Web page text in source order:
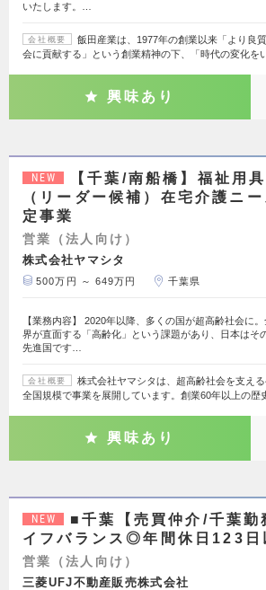
いたします。…
会社概要
飯田産業は、1977年の創業以来「より良
会に貢献する」という創業精神の下、「時代の変化を
興味あり
NEW
【千葉/南船橋】福祉用
（リーダー候補）在宅介護ニ
定事業
営業（法人向け）
株式会社ヤマシタ
500万円 ～ 649万円 千葉県
【業務内容】 2020年以降、多くの国が超高齢社会に
界が直面する「高齢化」という課題があり、日本はそ
先進国です…
会社概要
株式会社ヤマシタは、超高齢社会を支える
全国規模で事業を展開しています。創業60年以上の歴
興味あり
NEW
■千葉【売買仲介/千葉勤
イフバランス◎年間休日123日
営業（法人向け）
三菱UFJ不動産販売株式会社